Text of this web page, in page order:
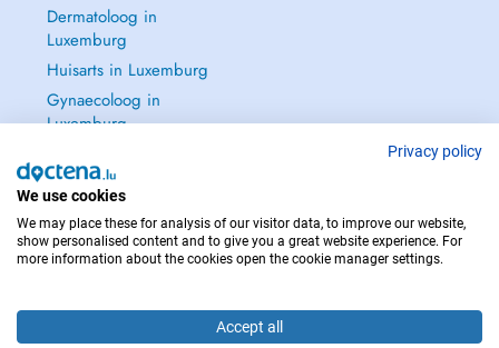
Dermatoloog in
Luxemburg
Huisarts in Luxemburg
Gynaecoloog in
Luxemburg
NEEM IN GEVAL VAN NOOD CONTACT OP MET : 112
Privacy policy
We use cookies
We may place these for analysis of our visitor data, to improve our website,
show personalised content and to give you a great website experience. For
more information about the cookies open the cookie manager settings.
Accept all